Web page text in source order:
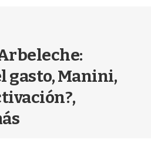
gasto, Manini,